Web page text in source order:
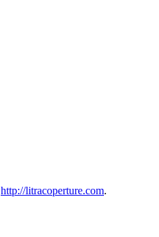
http://litracoperture.com.